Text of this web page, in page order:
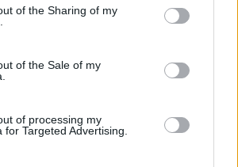
or usage behaviour. You may click to
to Google and its third-party tags to
specified purposes in below Google
of the Sharing of my
of the Sale of my
of processing my
for Targeted Advertising.
αγρότες και στεγαστικό